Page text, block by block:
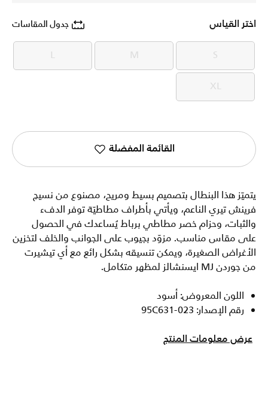
اختر القياس جدول المقاسات
S
S
M
M
L
L
XL
XL
القائمة المفضلة
يتميّز هذا البنطال بتصميم بسيط ومريح، مصنوع من نسيج
فرينش تيري الناعم، ويأتي بأطراف مطاطيّة توفر الدفء
والثبات، وحزام خصر مطاطي برباط يُساعدك في الحصول
على مقاس مناسب. مزوّد بجيوب على الجوانب والخلف لتخزين
الأغراض الصغيرة، ويمكن تنسيقه بشكل رائع مع أي تيشيرت
من جوردن MJ ايسنشالز لمظهر متكامل.
اللون المعروض: أسود
رقم الإصدار: 95C631-023
عرض معلومات المنتج